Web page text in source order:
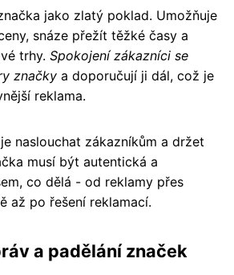
jako zlatý poklad. Umožňuje
snáze přežít těžké časy a
trhy. Spokojení zákazníci se
značky a doporučují ji dál, což je
reklama.
naslouchat zákazníkům a držet
musí být autentická a
co dělá - od reklamy přes
až po řešení reklamací.
a padělání značek